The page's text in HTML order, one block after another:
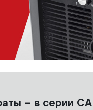
– в серии